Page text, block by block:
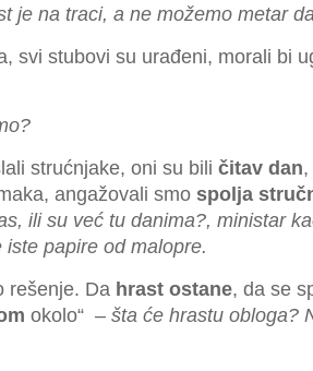
je na traci, a ne možemo metar
svi stubovi su urađeni, morali bi
strućnjake, oni su bili čitav dan,
angažovali smo spolja
ili su već tu danima?, ministar
iste papire od malopre.
rešenje. Da hrast ostane, da se
okolo“ – šta će hrastu obloga?